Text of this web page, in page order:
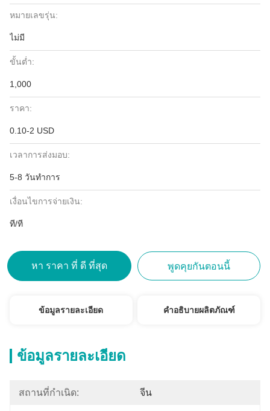
หมายเลขรุ่น:
ไม่มี
ขั้นต่ำ:
1,000
ราคา:
0.10-2 USD
เวลาการส่งมอบ:
5-8 วันทำการ
เงื่อนไขการจ่ายเงิน:
ที/ที
หา ราคา ที่ ดี ที่สุด พูดคุยกันตอนนี้
ข้อมูลรายละเอียด คำอธิบายผลิตภัณฑ์
ข้อมูลรายละเอียด
สถานที่กำเนิด: จีน